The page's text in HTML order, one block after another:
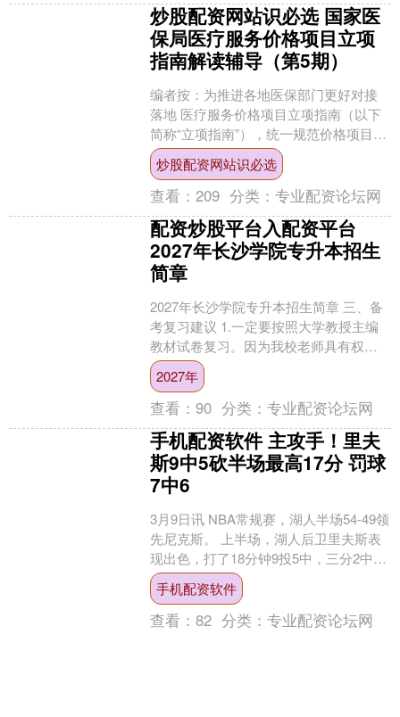
炒股配资网站识必选 国家医
保局医疗服务价格项目立项
指南解读辅导（第5期）
编者按：为推进各地医保部门更好对接
落地 医疗服务价格项目立项指南（以下
简称“立项指南”），统一规范价格项目立
项和定价基本思路，现就各方关切的普
遍问题，提出立项指....
炒股配资网站识必选
查看：209 分类：专业配资论坛网
配资炒股平台入配资平台
2027年长沙学院专升本招生
简章
2027年长沙学院专升本招生简章 三、备
考复习建议 1.一定要按照大学教授主编
教材试卷复习。因为我校老师具有权威
性，所以我校老师主编试卷具有权威
性。 2.网上9....
2027年
查看：90 分类：专业配资论坛网
手机配资软件 主攻手！里夫
斯9中5砍半场最高17分 罚球
7中6
3月9日讯 NBA常规赛，湖人半场54-49领
先尼克斯。 上半场，湖人后卫里夫斯表
现出色，打了18分钟9投5中，三分2中
1、罚球7中6砍半场最高17分外加3篮
板....
手机配资软件
查看：82 分类：专业配资论坛网